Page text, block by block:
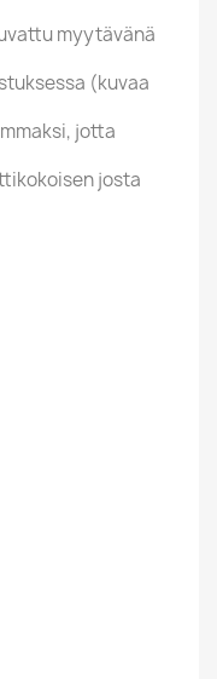
myytävänä
(kuvaa
jotta
josta